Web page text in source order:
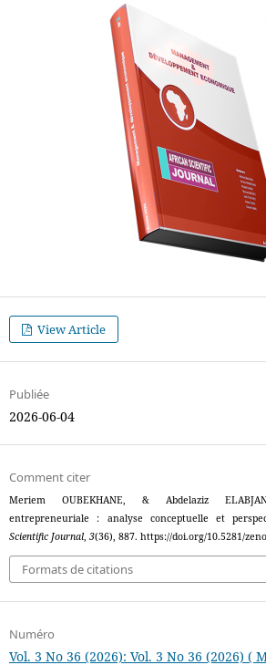
View Article
Publiée
2026-06-04
Comment citer
Meriem OUBEKHANE, & Abdelaziz
entrepreneuriale : analyse conceptuelle et
Scientific Journal, 3(36), 887. https://doi.org/10.5281/
Formats de citations
Numéro
Vol. 3 No 36 (2026): Vol. 3 No 36 (2026) (